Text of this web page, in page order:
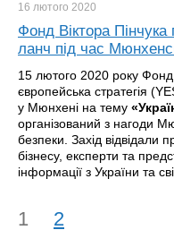
16 лютого 2020
Фонд Віктора Пінчука
ланч під час
15 лютого 2020 року Фонд
європейська стратегія
у Мюнхені на тему «
організований з нагоди
безпеки. Захід відвідали
бізнесу, експерти та
інформації з України та
1 2